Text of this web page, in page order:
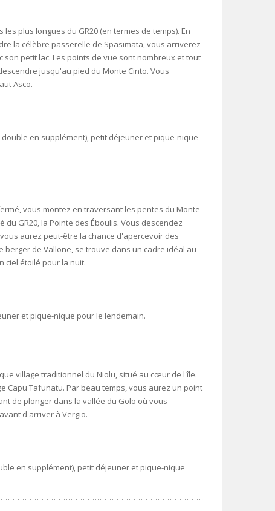
plus longues du GR20 (en termes de temps). En
la célèbre passerelle de Spasimata, vous arriverez
petit lac. Les points de vue sont nombreux et tout
jusqu'au pied du Monte Cinto. Vous
Asco.
en supplément), petit déjeuner et pique-nique
vous montez en traversant les pentes du Monte
GR20, la Pointe des Éboulis. Vous descendez
aurez peut-être la chance d'apercevoir des
berger de Vallone, se trouve dans un cadre idéal au
ciel étoilé pour la nuit.
et pique-nique pour le lendemain.
village traditionnel du Niolu, situé au cœur de l'île.
Capu Tafunatu. Par beau temps, vous aurez un point
de plonger dans la vallée du Golo où vous
d'arriver à Vergio.
en supplément), petit déjeuner et pique-nique